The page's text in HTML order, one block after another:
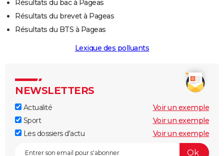
Résultats du bac à Pageas
Résultats du brevet à Pageas
Résultats du BTS à Pageas
Lexique des polluants
NEWSLETTERS
Actualité
Voir un exemple
Sport
Voir un exemple
Les dossiers d'actu
Voir un exemple